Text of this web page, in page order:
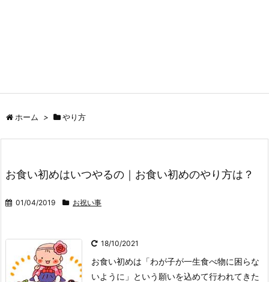
ホーム > やり方
お食い初めはいつやるの｜お食い初めのやり方は？
01/04/2019 お祝い事
18/10/2021
お食い初めは「わが子が一生食べ物に困らな
いように」という願いを込めて行われてきた